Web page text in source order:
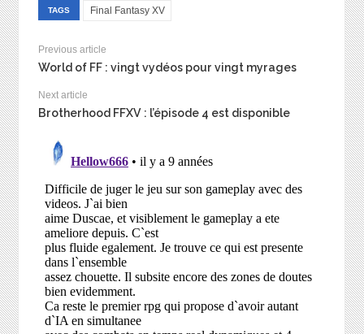
TAGS Final Fantasy XV
Previous article
World of FF : vingt vydéos pour vingt myrages
Next article
Brotherhood FFXV : l’épisode 4 est disponible